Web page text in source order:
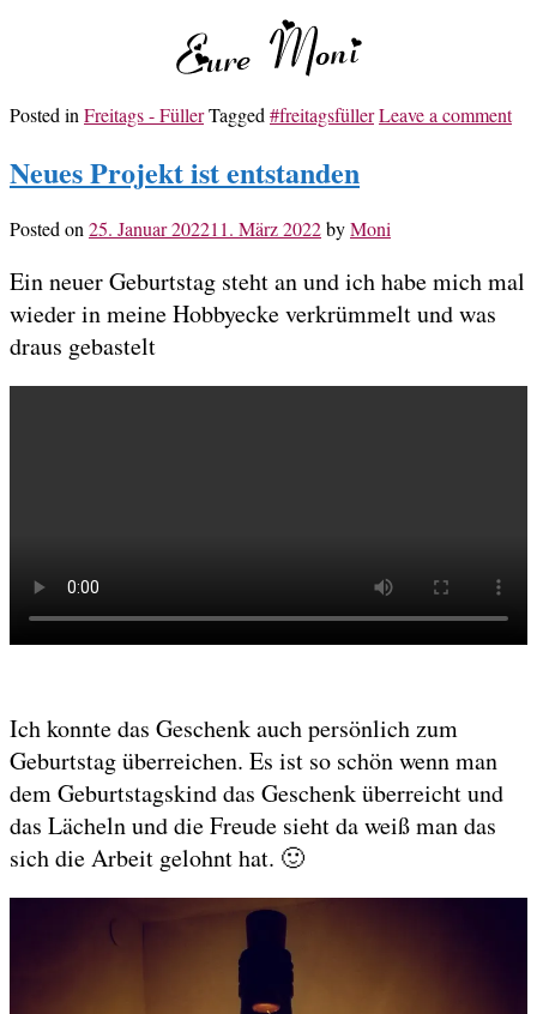
Posted in Freitags - FüllerTagged #freitagsfüllerLeave a comment
Neues Projekt ist entstanden
Posted on25. Januar 202211. März 2022byMoni
Ein neuer Geburtstag steht an und ich habe mich mal
wieder in meine Hobbyecke verkrümmelt und was
draus gebastelt
Ich konnte das Geschenk auch persönlich zum
Geburtstag überreichen. Es ist so schön wenn man
dem Geburtstagskind das Geschenk überreicht und
das Lächeln und die Freude sieht da weiß man das
sich die Arbeit gelohnt hat. 🙂